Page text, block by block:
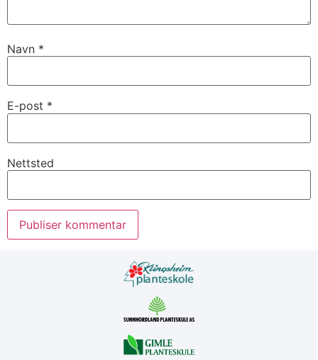
Navn *
E-post *
Nettsted